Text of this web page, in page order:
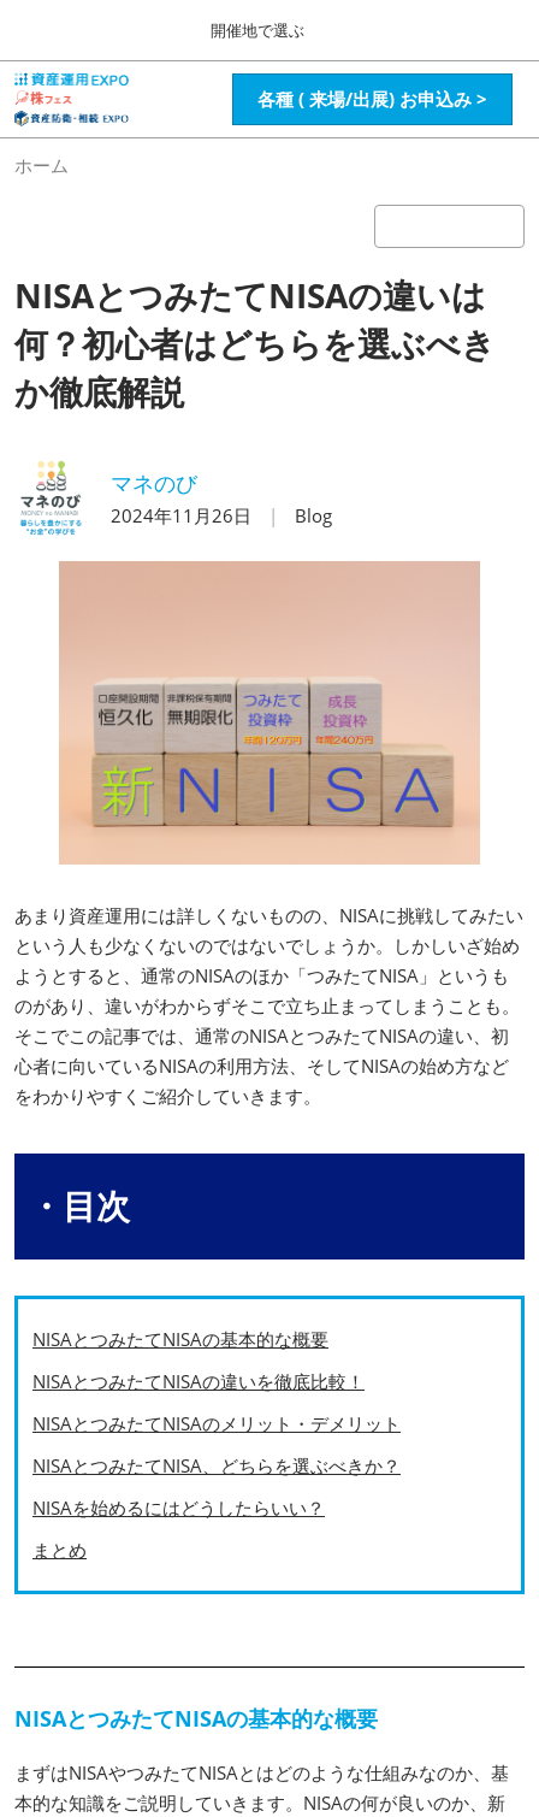
ッ
プ
し
て
to
close
the
menu.
開催地で選ぶ
インテックス大阪 / Intex Osaka , Japan
インテックス大阪 / Intex Osaka , Japan
資産運用_27年2月東京
2027年02月26日
東京ビッグサイト / Tokyo Big Sight, Japan
東京ビッグサイト / Tokyo Big Sight, Japan
2027年07月09日
東京ビッグサイト / Tokyo Big Sight, Japan
マネのび -MONEY no MANABI -
グ
ロ
ー
シ
ョ
ン
を
各種 ( 来場/出展) お申込み >
ホーム
NISAとつみたてNISAの違いは
何？初心者はどちらを選ぶべき
か徹底解説
マネのび
2024年11月26日 Blog
あまり資産運用には詳しくないものの、NISAに挑戦してみたい
という人も少なくないのではないでしょうか。しかしいざ始め
ようとすると、通常のNISAのほか「つみたてNISA」というも
のがあり、違いがわからずそこで立ち止まってしまうことも。
そこでこの記事では、通常のNISAとつみたてNISAの違い、初
心者に向いているNISAの利用方法、そしてNISAの始め方など
をわかりやすくご紹介していきます。
・目次
NISAとつみたてNISAの基本的な概要
NISAとつみたてNISAの違いを徹底比較！
NISAとつみたてNISAのメリット・デメリット
NISAとつみたてNISA、どちらを選ぶべきか？
NISAを始めるにはどうしたらいい？
まとめ
NISAとつみたてNISAの基本的な概要
まずはNISAやつみたてNISAとはどのような仕組みなのか、基
本的な知識をご説明していきます。NISAの何が良いのか、新